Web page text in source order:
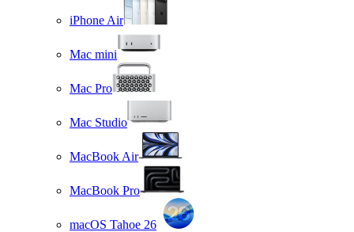
iPhone Air
Mac mini
Mac Pro
Mac Studio
MacBook Air
MacBook Pro
macOS Tahoe 26